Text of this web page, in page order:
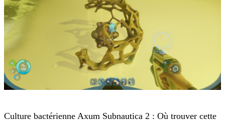
Culture bactérienne Axum Subnautica 2 : Où trouver cette